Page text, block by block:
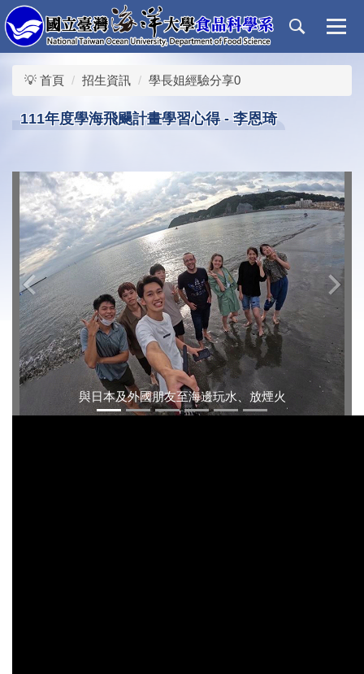
跳
到
主
要
💡 首頁 招生資訊 學長姐經驗分享0
111年度學海飛颺計畫學習心得 - 李恩琦
‹
與日本及外國朋友至海邊玩水、放煙火